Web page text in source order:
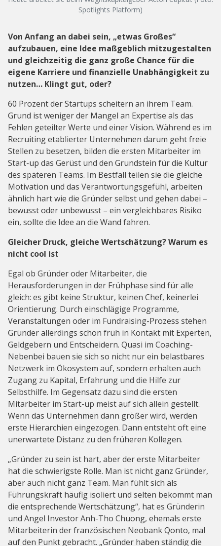
Spotlights Platform)
Von Anfang an dabei sein, „etwas Großes“
aufzubauen, eine Idee maßgeblich mitzugestalten
und gleichzeitig die ganz große Chance für die
eigene Karriere und finanzielle Unabhängigkeit zu
nutzen… Klingt gut, oder?
60 Prozent der Startups scheitern an ihrem Team.
Grund ist weniger der Mangel an Expertise als das
Fehlen geteilter Werte und einer Vision. Während es im
Recruiting etablierter Unternehmen darum geht freie
Stellen zu besetzen, bilden die ersten Mitarbeiter im
Start-up das Gerüst und den Grundstein für die Kultur
des späteren Teams. Im Bestfall teilen sie die gleiche
Motivation und das Verantwortungsgefühl, arbeiten
ähnlich hart wie die Gründer selbst und gehen dabei –
bewusst oder unbewusst – ein vergleichbares Risiko
ein, sollte die Idee an die Wand fahren.
Gleicher Druck, gleiche Wertschätzung? Warum es
nicht cool ist
Egal ob Gründer oder Mitarbeiter, die
Herausforderungen in der Frühphase sind für alle
gleich: es gibt keine Struktur, keinen Chef, keinerlei
Orientierung. Durch einschlägige Programme,
Veranstaltungen oder im Fundraising-Prozess stehen
Gründer allerdings schon früh in Kontakt mit Experten,
Geldgebern und Entscheidern. Quasi im Coaching-
Nebenbei bauen sie sich so nicht nur ein belastbares
Netzwerk im Ökosystem auf, sondern erhalten auch
Zugang zu Kapital, Erfahrung und die Hilfe zur
Selbsthilfe. Im Gegensatz dazu sind die ersten
Mitarbeiter im Start-up meist auf sich allein gestellt.
Wenn das Unternehmen dann größer wird, werden
erste Hierarchien eingezogen. Dann entsteht oft eine
unerwartete Distanz zu den früheren Kollegen.
„Gründer zu sein ist hart, aber der erste Mitarbeiter
hat die schwierigste Rolle. Man ist nicht ganz Gründer,
aber auch nicht ganz Team. Man fühlt sich als
Führungskraft häufig isoliert und selten bekommt man
die entsprechende Wertschätzung“, hat es Gründerin
und Angel Investor Anh-Tho Chuong, ehemals erste
Mitarbeiterin der französischen Neobank Qonto, mal
auf den Punkt gebracht. „Gründer haben ständig die